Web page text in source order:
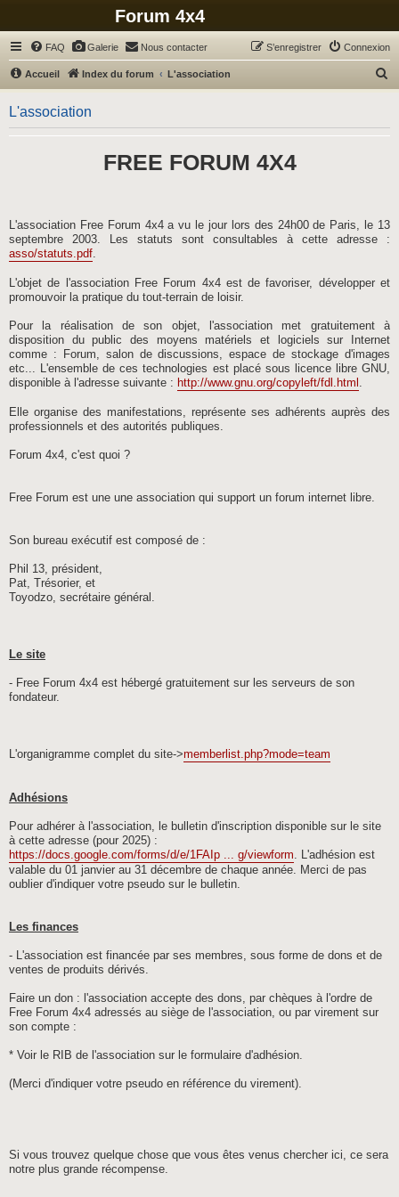
Forum 4x4
FAQ Galerie Nous contacter Connexion
S’enregistrer
Accueil Index du forum L'association
h
h
L'association
FREE FORUM 4X4
L'association Free Forum 4x4 a vu le jour lors des 24h00 de Paris, le 13
septembre 2003. Les statuts sont consultables à cette adresse :
asso/statuts.pdf.
L'objet de l'association Free Forum 4x4 est de favoriser, développer et
promouvoir la pratique du tout-terrain de loisir.
Pour la réalisation de son objet, l'association met gratuitement à
disposition du public des moyens matériels et logiciels sur Internet
comme : Forum, salon de discussions, espace de stockage d'images
etc... L'ensemble de ces technologies est placé sous licence libre GNU,
disponible à l'adresse suivante : http://www.gnu.org/copyleft/fdl.html .
Elle organise des manifestations, représente ses adhérents auprès des
professionnels et des autorités publiques.
Forum 4x4, c'est quoi ?
Free Forum est une une association qui support un forum internet libre.
Son bureau exécutif est composé de :
Phil 13, président,
Pat, Trésorier, et
Toyodzo, secrétaire général.
Le site
- Free Forum 4x4 est hébergé gratuitement sur les serveurs de son
fondateur.
L'organigramme complet du site->memberlist.php?mode=team
Adhésions
Pour adhérer à l'association, le bulletin d'inscription disponible sur le site
à cette adresse (pour 2025) :
https://docs.google.com/forms/d/e/1FAIp ... g/viewform. L'adhésion est
valable du 01 janvier au 31 décembre de chaque année. Merci de pas
oublier d'indiquer votre pseudo sur le bulletin.
Les finances
- L'association est financée par ses membres, sous forme de dons et de
ventes de produits dérivés.
Faire un don : l'association accepte des dons, par chèques à l'ordre de
Free Forum 4x4 adressés au siège de l'association, ou par virement sur
son compte :
* Voir le RIB de l'association sur le formulaire d'adhésion.
(Merci d'indiquer votre pseudo en référence du virement).
Si vous trouvez quelque chose que vous êtes venus chercher ici, ce sera
notre plus grande récompense.